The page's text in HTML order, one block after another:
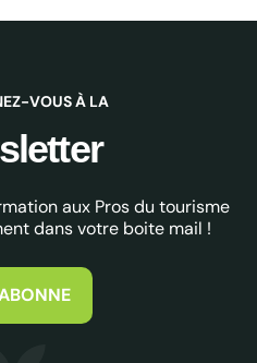
VOUS À LA
aux Pros du tourisme
dans votre boite mail !